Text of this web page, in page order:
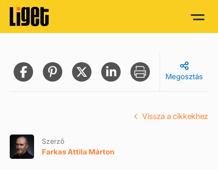
Megosztás
Szerző
Farkas Attila Márton
Vissza a cikkekhez